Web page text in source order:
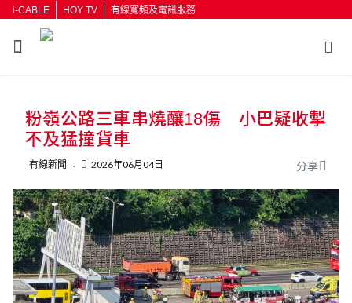
i-CABLE HOY TV 有線寬頻及電訊服務
按輸入鍵開始搜尋
粉嶺公路三車串燒釀18傷 小巴疑收掣
不及猛撞貨車
有線新聞 2026年06月04日 分享